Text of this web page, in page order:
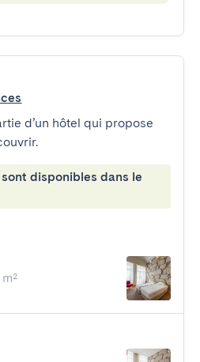
d’un hôtel qui propose
disponibles dans le